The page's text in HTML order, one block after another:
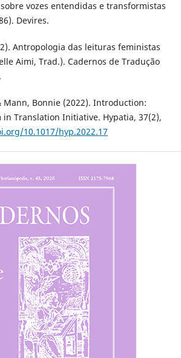
vozes entendidas e transformistas
Devires.
Antropologia das leituras feministas
Aimi, Trad.). Cadernos de Tradução
Mann, Bonnie (2022). Introduction:
in Translation Initiative. Hypatia, 37(2),
10.1017/hyp.2022.17